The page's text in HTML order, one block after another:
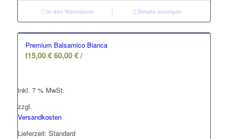
In den Warenkorb Details anzeigen
Premium Balsamico Bianca
15,00€ 60,00€/
l
inkl. 7 % MwSt.
zzgl.
Versandkosten
Lieferzeit: Standard